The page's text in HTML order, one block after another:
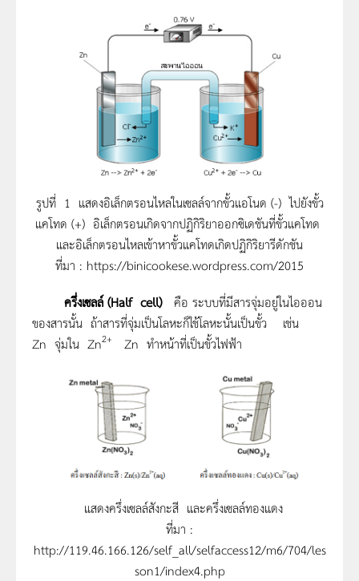
รูปที่ 1 แสดงอิเล็กตรอนไหลในเซลล์จากขั้วแอโนด (-) ไปยังขั้ว
แคโทด (+) อิเล็กตรอนเกิดจากปฏิกิริยาออกซิเดชันที่ขั้วแคโทด
และอิเล็กตรอนไหลเข้าหาขั้วแคโทดเกิดปฏิกิริยารีดักชัน
ที่มา : https://binicookese.wordpress.com/2015
ครึ่งเซลล์ (Half cell)คือ ระบบที่มีสารจุ่มอยู่ในไอออน
ของสารนั้น ถ้าสารที่จุ่มเป็นโลหะก็ใช้โลหะนั้นเป็นขั้ว เช่น
Zn จุ่มใน Zn2+ Zn ทำหน้าที่เป็นขั้วไฟฟ้า
แสดงครึ่งเซลล์สังกะสี และครึ่งเซลล์ทองแดง
ที่มา :
http://119.46.166.126/self_all/selfaccess12/m6/704/les
son1/index4.php